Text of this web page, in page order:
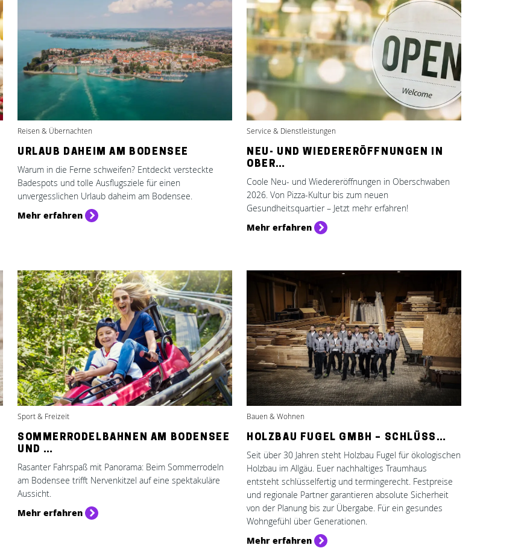
Reisen & Übernachten
URLAUB DAHEIM AM BODENSEE
Warum in die Ferne schweifen? Entdeckt versteckte
Badespots und tolle Ausflugsziele für einen
unvergesslichen Urlaub daheim am Bodensee.
Mehr erfahren
Service & Dienstleistungen
NEU- UND WIEDERERÖFFNUNGEN IN
OBER…
Coole Neu- und Wiedereröffnungen in Oberschwaben
2026. Von Pizza-Kultur bis zum neuen
Gesundheitsquartier – Jetzt mehr erfahren!
Mehr erfahren
Sport & Freizeit
SOMMERRODELBAHNEN AM BODENSEE
UND …
Rasanter Fahrspaß mit Panorama: Beim Sommerrodeln
am Bodensee trifft Nervenkitzel auf eine spektakuläre
Aussicht.
Mehr erfahren
Bauen & Wohnen
HOLZBAU FUGEL GMBH – SCHLÜSS…
Seit über 30 Jahren steht Holzbau Fugel für ökologischen
Holzbau im Allgäu. Euer nachhaltiges Traumhaus
entsteht schlüsselfertig und termingerecht. Festpreise
und regionale Partner garantieren absolute Sicherheit
von der Planung bis zur Übergabe. Für ein gesundes
Wohngefühl über Generationen.
Mehr erfahren